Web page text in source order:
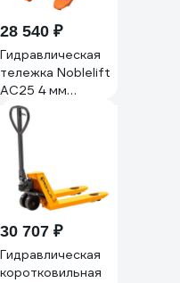
28 540 ₽
Гидравлическая
тележка Noblelift
AC25 4 мм
540x800, PU+PU,
tandem 200019
30 707 ₽
Гидравлическая
коротковильная